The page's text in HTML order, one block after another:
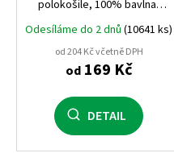
polokošile, 100% bavlna,
170 g, ideální na potisk,
výšivku i běžné nošení
Odesíláme do 2 dnů (10641 ks)
od 204 Kč včetně DPH
od169 Kč
DETAIL